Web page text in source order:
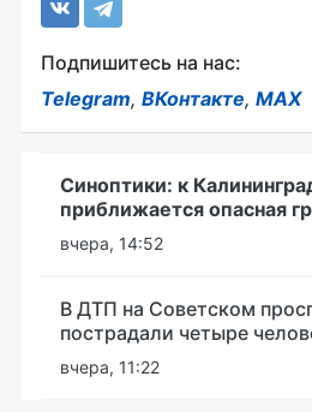
Подпишитесь на нас:
Telegram, ВКонтакте, MAX
Синоптики: к
приближается опасная
вчера, 14:52
В ДТП на Советском
пострадали четыре
вчера, 11:22